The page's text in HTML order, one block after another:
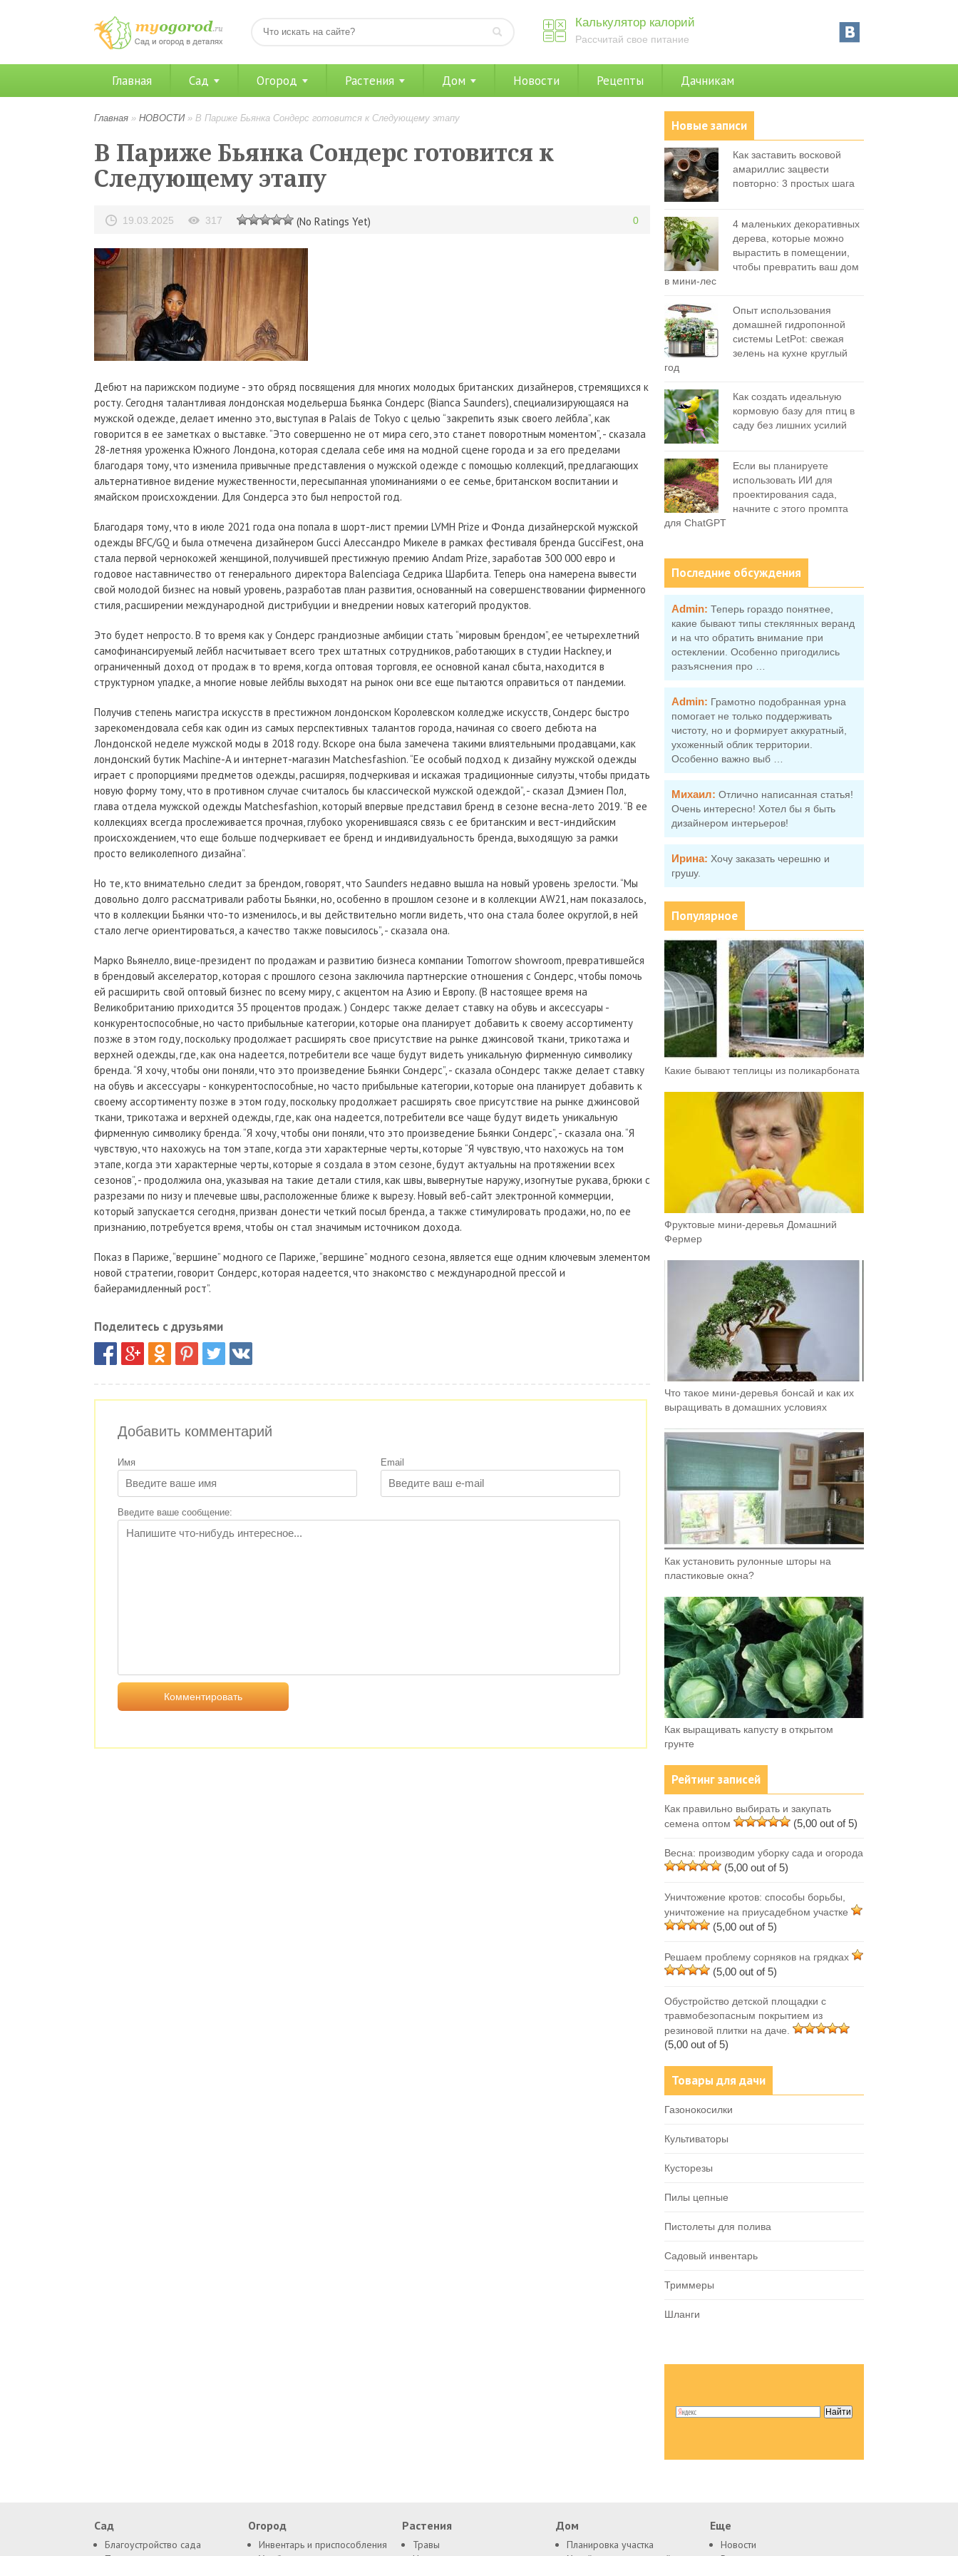
Калькулятор калорий
Рассчитай свое питание
Главная Сад Огород Растения Дом Новости Рецепты Дачникам
Главная » НОВОСТИ» В Париже Бьянка Сондерс готовится к Следующему этапу
В Париже Бьянка Сондерс готовится к
Следующему этапу
19.03.2025 317 (No Ratings Yet) 0
Дебют на парижском подиуме - это обряд посвящения для многих молодых британских дизайнеров, стремящихся к
росту. Сегодня талантливая лондонская модельерша Бьянка Сондерс (Bianca Saunders), специализирующаяся на
мужской одежде, делает именно это, выступая в Palais de Tokyo с целью “закрепить язык своего лейбла”, как
говорится в ее заметках о выставке. “Это совершенно не от мира сего, это станет поворотным моментом”, - сказала
28-летняя уроженка Южного Лондона, которая сделала себе имя на модной сцене города и за его пределами
благодаря тому, что изменила привычные представления о мужской одежде с помощью коллекций, предлагающих
альтернативное видение мужественности, пересыпанная упоминаниями о ее семье, британском воспитании и
ямайском происхождении. Для Сондерса это был непростой год.
Благодаря тому, что в июле 2021 года она попала в шорт-лист премии LVMH Prize и Фонда дизайнерской мужской
одежды BFC/GQ и была отмечена дизайнером Gucci Алессандро Микеле в рамках фестиваля бренда GucciFest, она
стала первой чернокожей женщиной, получившей престижную премию Andam Prize, заработав 300 000 евро и
годовое наставничество от генерального директора Balenciaga Седрика Шарбита. Теперь она намерена вывести
свой молодой бизнес на новый уровень, разработав план развития, основанный на совершенствовании фирменного
стиля, расширении международной дистрибуции и внедрении новых категорий продуктов.
Это будет непросто. В то время как у Сондерс грандиозные амбиции стать “мировым брендом”, ее четырехлетний
самофинансируемый лейбл насчитывает всего трех штатных сотрудников, работающих в студии Hackney, и
ограниченный доход от продаж в то время, когда оптовая торговля, ее основной канал сбыта, находится в
структурном упадке, а многие новые лейблы выходят на рынок они все еще пытаются оправиться от пандемии.
Получив степень магистра искусств в престижном лондонском Королевском колледже искусств, Сондерс быстро
зарекомендовала себя как один из самых перспективных талантов города, начиная со своего дебюта на
Лондонской неделе мужской моды в 2018 году. Вскоре она была замечена такими влиятельными продавцами, как
лондонский бутик Machine-A и интернет-магазин Matchesfashion. “Ее особый подход к дизайну мужской одежды
играет с пропорциями предметов одежды, расширяя, подчеркивая и искажая традиционные силуэты, чтобы придать
новую форму тому, что в противном случае считалось бы классической мужской одеждой”, - сказал Дэмиен Пол,
глава отдела мужской одежды Matchesfashion, который впервые представил бренд в сезоне весна-лето 2019. “В ее
коллекциях всегда прослеживается прочная, глубоко укоренившаяся связь с ее британским и вест-индийским
происхождением, что еще больше подчеркивает ее бренд и индивидуальность бренда, выходящую за рамки
просто великолепного дизайна”.
Но те, кто внимательно следит за брендом, говорят, что Saunders недавно вышла на новый уровень зрелости. “Мы
довольно долго рассматривали работы Бьянки, но, особенно в прошлом сезоне и в коллекции AW21, нам показалось,
что в коллекции Бьянки что-то изменилось, и вы действительно могли видеть, что она стала более округлой, в ней
стало легче ориентироваться, а качество также повысилось”, - сказала она.
Марко Вьянелло, вице-президент по продажам и развитию бизнеса компании Tomorrow showroom, превратившейся
в брендовый акселератор, которая с прошлого сезона заключила партнерские отношения с Сондерс, чтобы помочь
ей расширить свой оптовый бизнес по всему миру, с акцентом на Азию и Европу. (В настоящее время на
Великобританию приходится 35 процентов продаж. ) Сондерс также делает ставку на обувь и аксессуары -
конкурентоспособные, но часто прибыльные категории, которые она планирует добавить к своему ассортименту
позже в этом году, поскольку продолжает расширять свое присутствие на рынке джинсовой ткани, трикотажа и
верхней одежды, где, как она надеется, потребители все чаще будут видеть уникальную фирменную символику
бренда. “Я хочу, чтобы они поняли, что это произведение Бьянки Сондерс”, - сказала оСондерс также делает ставку
на обувь и аксессуары - конкурентоспособные, но часто прибыльные категории, которые она планирует добавить к
своему ассортименту позже в этом году, поскольку продолжает расширять свое присутствие на рынке джинсовой
ткани, трикотажа и верхней одежды, где, как она надеется, потребители все чаще будут видеть уникальную
фирменную символику бренда. “Я хочу, чтобы они поняли, что это произведение Бьянки Сондерс”, - сказала она. “Я
чувствую, что нахожусь на том этапе, когда эти характерные черты, которые “Я чувствую, что нахожусь на том
этапе, когда эти характерные черты, которые я создала в этом сезоне, будут актуальны на протяжении всех
сезонов”, - продолжила она, указывая на такие детали стиля, как швы, вывернутые наружу, изогнутые рукава, брюки с
разрезами по низу и плечевые швы, расположенные ближе к вырезу. Новый веб-сайт электронной коммерции,
который запускается сегодня, призван донести четкий посыл бренда, а также стимулировать продажи, но, по ее
признанию, потребуется время, чтобы он стал значимым источником дохода.
Показ в Париже, “вершине” модного се Париже, “вершине” модного сезона, является еще одним ключевым элементом
новой стратегии, говорит Сондерс, которая надеется, что знакомство с международной прессой и
байерамидленный рост”.
Поделитесь с друзьями
Добавить комментарий
Имя Email
Введите ваше сообщение:
Новые записи
Как заставить восковой
амариллис зацвести
повторно: 3 простых шага
4 маленьких декоративных
дерева, которые можно
вырастить в помещении,
чтобы превратить ваш дом
в мини-лес
Опыт использования
домашней гидропонной
системы LetPot: свежая
зелень на кухне круглый
год
Как создать идеальную
кормовую базу для птиц в
саду без лишних усилий
Если вы планируете
использовать ИИ для
проектирования сада,
начните с этого промпта
для ChatGPT
Последние обсуждения
Admin: Теперь гораздо понятнее,
какие бывают типы стеклянных веранд
и на что обратить внимание при
остеклении. Особенно пригодились
разъяснения про …
Admin: Грамотно подобранная урна
помогает не только поддерживать
чистоту, но и формирует аккуратный,
ухоженный облик территории.
Особенно важно выб …
Михаил: Отлично написанная статья!
Очень интересно! Хотел бы я быть
дизайнером интерьеров!
Ирина: Хочу заказать черешню и
грушу.
Популярное
Какие бывают теплицы из поликарбоната
Фруктовыe мини-деревья Домашний
Фермер
Что такое мини-деревья бонсай и как их
выращивать в домашних условиях
Как установить рулонные шторы на
пластиковые окна?
Как выращивать капусту в открытом
грунте
Рейтинг записей
Как правильно выбирать и закупать
семена оптом
(5,00 out of 5)
Весна: производим уборку сада и огорода
(5,00 out of 5)
Уничтожение кротов: способы борьбы,
уничтожение на приусадебном участке
(5,00 out of 5)
Решаем проблему сорняков на грядках
(5,00 out of 5)
Обустройство детской площадки с
травмобезопасным покрытием из
резиновой плитки на даче.
(5,00 out of 5)
Товары для дачи
Газонокосилки
Культиваторы
Кусторезы
Пилы цепные
Пистолеты для полива
Садовый инвентарь
Триммеры
Шланги
Сад
Благоустройство сада
Огород
Инвентарь и приспособления
Растения
Травы
Дом
Планировка участка
Еще
Новости